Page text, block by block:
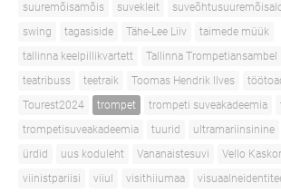
suuremõisamõis
suvekleit
swing
tagasiside Tähe-Lee Liiv
taimede müük
tallinna keelpillikvartett
Tallinna Trompetiansambel
teatribuss
teetraik Toomas Hendrik Ilves
Tourest2024
trompet trompeti suveakadeemia
trompetisuveakadeemia
tuurid ultramariinsinine
ürdid
uus koduleht Vananaistesuvi Vello Kaskor
viinistpariisi
viiul visithiiumaa